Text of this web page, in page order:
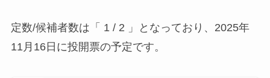
定数/候補者数は「 1 / 2 」となっており、2025年
11月16日に投開票の予定です。